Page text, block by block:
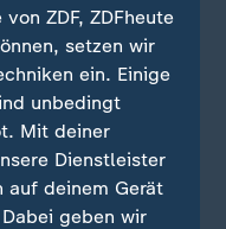
ist das Parlament
auch eine
hieß es laut dem
werden
ZDF, ZDFheute
setzen wir
ein. Einige
unbedingt
Mit deiner
Dienstleister
auf deinem Gerät
geben wir